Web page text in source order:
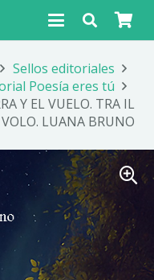
Sellos editoriales
Poesía eres tú
Y EL VUELO. TRA IL
LUANA BRUNO